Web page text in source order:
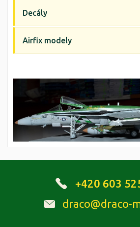
Decály
Airfix modely
+420 603
draco@draco-